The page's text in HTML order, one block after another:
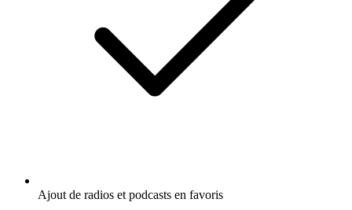
Ajout de radios et podcasts en favoris